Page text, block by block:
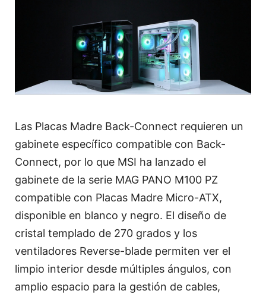
Las Placas Madre Back-Connect requieren un
gabinete específico compatible con Back-
Connect, por lo que MSI ha lanzado el
gabinete de la serie MAG PANO M100 PZ
compatible con Placas Madre Micro-ATX,
disponible en blanco y negro. El diseño de
cristal templado de 270 grados y los
ventiladores Reverse-blade permiten ver el
limpio interior desde múltiples ángulos, con
amplio espacio para la gestión de cables,